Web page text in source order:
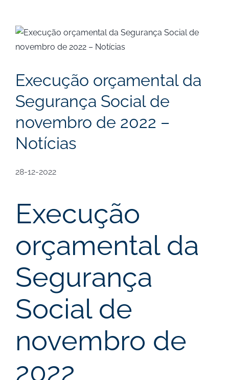
View
Larger
Execução orçamental da
Segurança Social de
novembro de 2022 –
Notícias
28-12-2022
Execução
orçamental da
Segurança
Social de
novembro de
2022